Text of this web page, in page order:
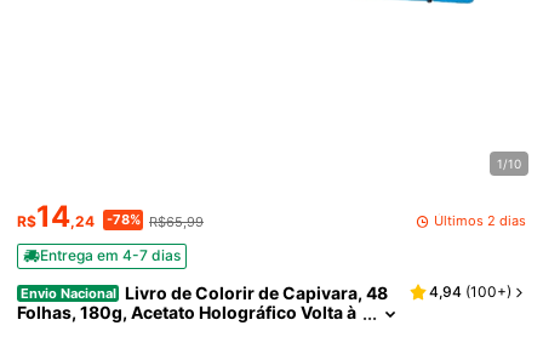
1/10
R$14,24 -78% R$65,99 Últimos 2 dias
Entrega em 4-7 dias
Envio Nacional Livro de Colorir de Capivara, 48
Folhas, 180g, Acetato Holográfico Volta à
4,94 (100+)